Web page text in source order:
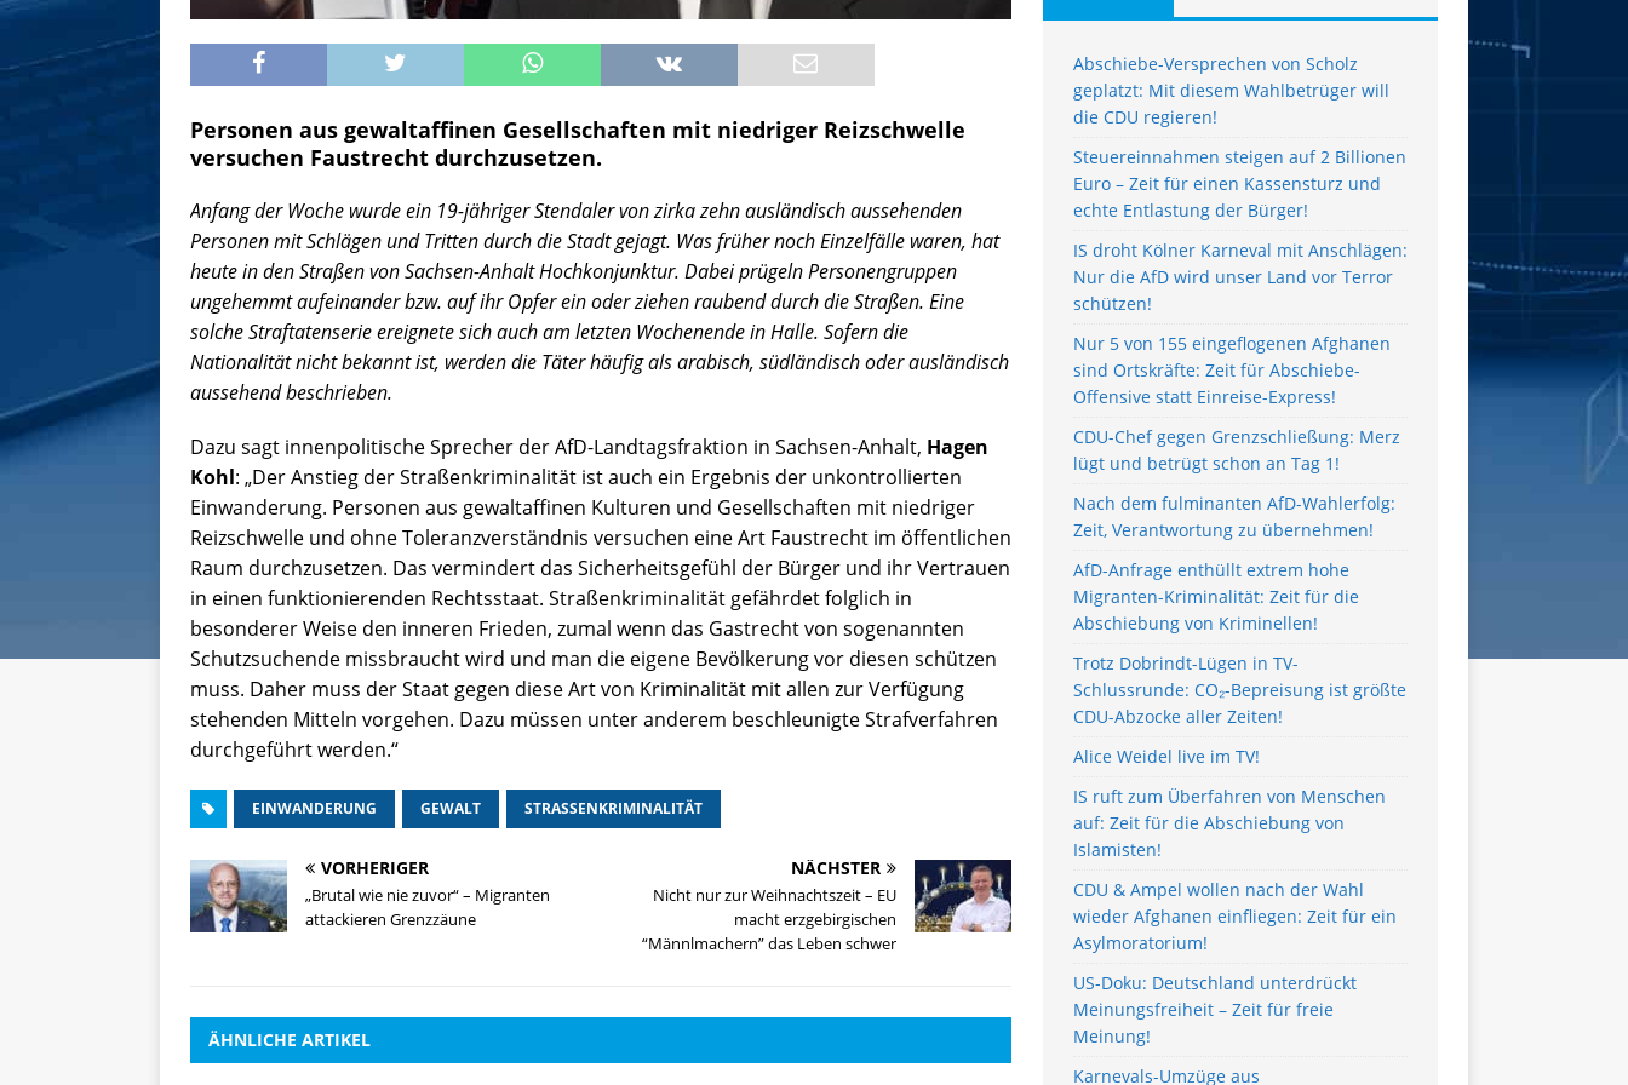
Personen aus gewaltaffinen Gesellschaften mit niedriger Reizschwelle
versuchen Faustrecht durchzusetzen.
Anfang der Woche wurde ein 19-jähriger Stendaler von zirka zehn ausländisch aussehenden
Personen mit Schlägen und Tritten durch die Stadt gejagt. Was früher noch Einzelfälle waren, hat
heute in den Straßen von Sachsen-Anhalt Hochkonjunktur. Dabei prügeln Personengruppen
ungehemmt aufeinander bzw. auf ihr Opfer ein oder ziehen raubend durch die Straßen. Eine
solche Straftatenserie ereignete sich auch am letzten Wochenende in Halle. Sofern die
Nationalität nicht bekannt ist, werden die Täter häufig als arabisch, südländisch oder ausländisch
aussehend beschrieben.
Dazu sagt innenpolitische Sprecher der AfD-Landtagsfraktion in Sachsen-Anhalt, Hagen
Kohl: „Der Anstieg der Straßenkriminalität ist auch ein Ergebnis der unkontrollierten
Einwanderung. Personen aus gewaltaffinen Kulturen und Gesellschaften mit niedriger
Reizschwelle und ohne Toleranzverständnis versuchen eine Art Faustrecht im öffentlichen
Raum durchzusetzen. Das vermindert das Sicherheitsgefühl der Bürger und ihr Vertrauen
in einen funktionierenden Rechtsstaat. Straßenkriminalität gefährdet folglich in
besonderer Weise den inneren Frieden, zumal wenn das Gastrecht von sogenannten
Schutzsuchende missbraucht wird und man die eigene Bevölkerung vor diesen schützen
muss. Daher muss der Staat gegen diese Art von Kriminalität mit allen zur Verfügung
stehenden Mitteln vorgehen. Dazu müssen unter anderem beschleunigte Strafverfahren
durchgeführt werden.“
EINWANDERUNG GEWALT STRASSENKRIMINALITÄT
VORHERIGER
„Brutal wie nie zuvor“ – Migranten
attackieren Grenzzäune
NÄCHSTER
Nicht nur zur Weihnachtszeit – EU
macht erzgebirgischen
“Männlmachern” das Leben schwer
ÄHNLICHE ARTIKEL
Abschiebe-Versprechen von Scholz
geplatzt: Mit diesem Wahlbetrüger will
die CDU regieren!
Steuereinnahmen steigen auf 2 Billionen
Euro – Zeit für einen Kassensturz und
echte Entlastung der Bürger!
IS droht Kölner Karneval mit Anschlägen:
Nur die AfD wird unser Land vor Terror
schützen!
Nur 5 von 155 eingeflogenen Afghanen
sind Ortskräfte: Zeit für Abschiebe-
Offensive statt Einreise-Express!
CDU-Chef gegen Grenzschließung: Merz
lügt und betrügt schon an Tag 1!
Nach dem fulminanten AfD-Wahlerfolg:
Zeit, Verantwortung zu übernehmen!
AfD-Anfrage enthüllt extrem hohe
Migranten-Kriminalität: Zeit für die
Abschiebung von Kriminellen!
Trotz Dobrindt-Lügen in TV-
Schlussrunde: CO₂-Bepreisung ist größte
CDU-Abzocke aller Zeiten!
Alice Weidel live im TV!
IS ruft zum Überfahren von Menschen
auf: Zeit für die Abschiebung von
Islamisten!
CDU & Ampel wollen nach der Wahl
wieder Afghanen einfliegen: Zeit für ein
Asylmoratorium!
US-Doku: Deutschland unterdrückt
Meinungsfreiheit – Zeit für freie
Meinung!
Karnevals-Umzüge aus